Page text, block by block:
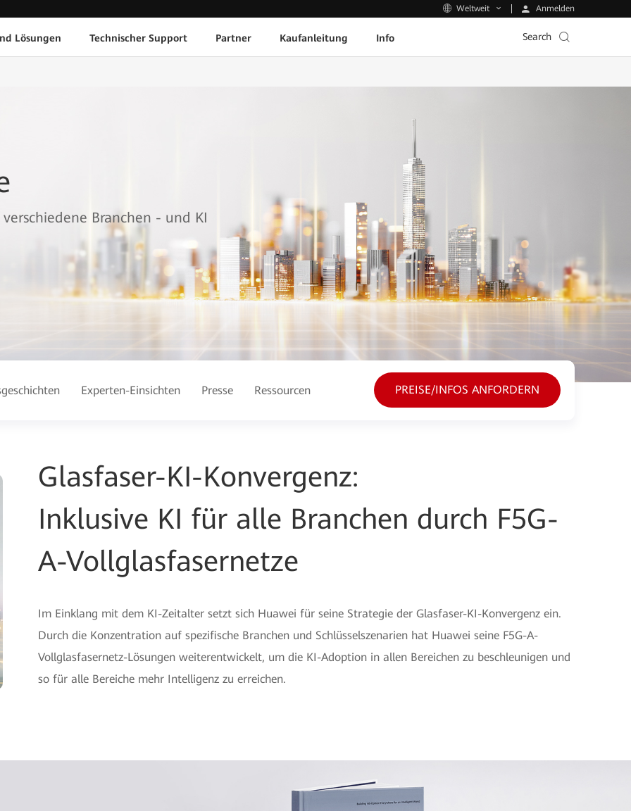
Weltweit Anmelden
Lösungen Technischer Support Partner Kaufanleitung Info Search
Branchen - und KI
Experten-Einsichten Presse Ressourcen PREISE/INFOS ANFORDERN
Glasfaser-KI-Konvergenz:
Inklusive KI für alle Branchen durch F5G-
A-Vollglasfasernetze
Im Einklang mit dem KI-Zeitalter setzt sich Huawei für seine Strategie der Glasfaser-KI-Konvergenz ein.
Durch die Konzentration auf spezifische Branchen und Schlüsselszenarien hat Huawei seine F5G-A-
Vollglasfasernetz-Lösungen weiterentwickelt, um die KI-Adoption in allen Bereichen zu beschleunigen und
so für alle Bereiche mehr Intelligenz zu erreichen.